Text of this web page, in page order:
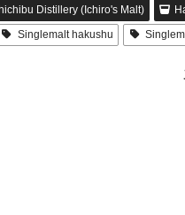
Distillery (Ichiro's Malt)
Singlemalt hakushu